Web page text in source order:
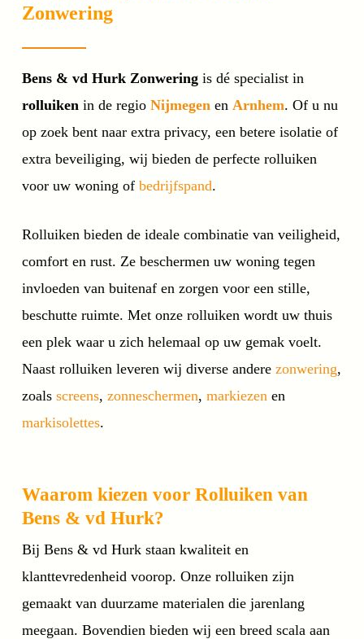
Zonwering
Bens & vd Hurk Zonweringis dé specialist in
rolluikenin de regio Nijmegenen Arnhem. Of u nu
op zoek bent naar extra privacy, een betere isolatie of
extra beveiliging, wij bieden de perfecte rolluiken
voor uw woning of bedrijfspand.
Rolluiken bieden de ideale combinatie van veiligheid,
comfort en rust. Ze beschermen uw woning tegen
invloeden van buitenaf en zorgen voor een stille,
beschutte ruimte. Met onze rolluiken wordt uw thuis
een plek waar u zich helemaal op uw gemak voelt.
Naast rolluiken leveren wij diverse andere zonwering,
zoals screens, zonneschermen, markiezenen
markisolettes.
Waarom kiezen voor Rolluiken van
Bens & vd Hurk?
Bij Bens & vd Hurk staan kwaliteit en
klanttevredenheid voorop. Onze rolluiken zijn
gemaakt van duurzame materialen die jarenlang
meegaan. Bovendien bieden wij een breed scala aan